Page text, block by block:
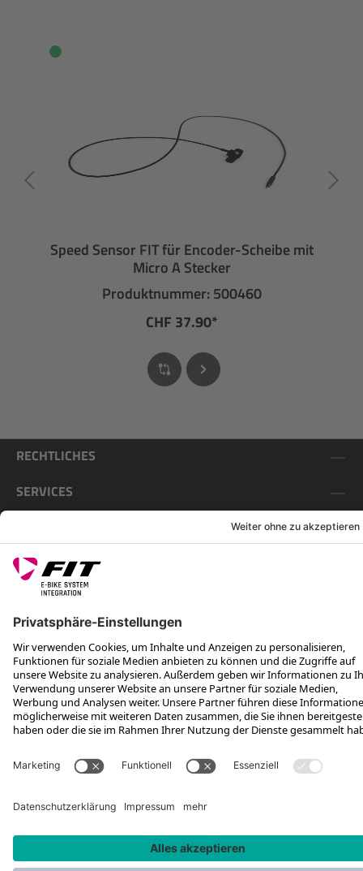
Speed Sensor FIT für Encoder-Scheibe mit
Micro A Stecker
Produktnummer: 500460
CHF 37.90*
RECHTLICHES
SERVICES
FOLGE UNS AUF
*Unverbindliche Preisempfehlung inkl. MwSt. zzgl. Versandkosten und
VEG